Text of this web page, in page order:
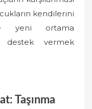
kendilerini
yeni ortama
destek vermek
Taşınma